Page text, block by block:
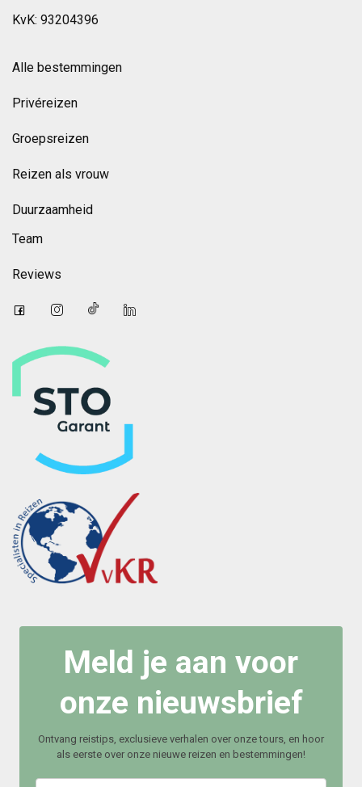
KvK: 93204396
Alle bestemmingen
Privéreizen
Groepsreizen
Reizen als vrouw
Duurzaamheid
Team
Reviews
Meld je aan voor
onze nieuwsbrief
Ontvang reistips, exclusieve verhalen over onze tours, en hoor
als eerste over onze nieuwe reizen en bestemmingen!